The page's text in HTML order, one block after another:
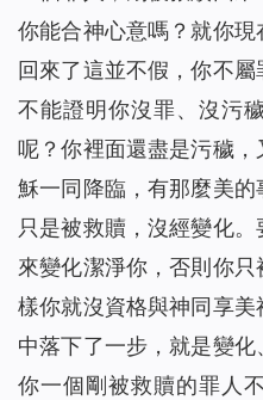
你能合神心意嗎？就你
回來了這並不假，你不
不能證明你沒罪、沒污
呢？你裡面還盡是污穢
穌一同降臨，有那麼美的
只是被救贖，沒經變化
來變化潔淨你，否則你
樣你就沒資格與神同享
中落下了一步，就是變化
你一個剛被救贖的罪人